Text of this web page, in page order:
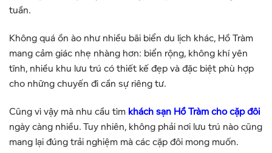
tuần.
Không quá ồn ào như nhiều bãi biển du lịch khác, Hồ Tràm
mang cảm giác nhẹ nhàng hơn: biển rộng, không khí yên
tĩnh, nhiều khu lưu trú có thiết kế đẹp và đặc biệt phù hợp
cho những chuyến đi cần sự riêng tư.
Cũng vì vậy mà nhu cầu tìm khách sạn Hồ Tràm cho cặp đôi
ngày càng nhiều. Tuy nhiên, không phải nơi lưu trú nào cũng
mang lại đúng trải nghiệm mà các cặp đôi mong muốn.